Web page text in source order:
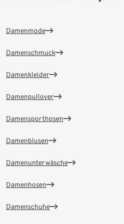
Damenmode
Damenschmuck
Damenkleider
Damenpullover
Damensporthosen
Damenblusen
Damenunterwäsche
Damenhosen
Damenschuhe